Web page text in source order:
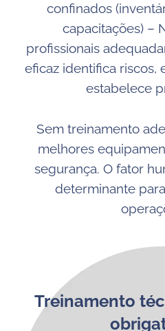
confinados
capacitações) –
profissionais
eficaz identifica riscos,
estabelece
Sem treinamento
melhores
segurança. O fator
determinante
Treinamento